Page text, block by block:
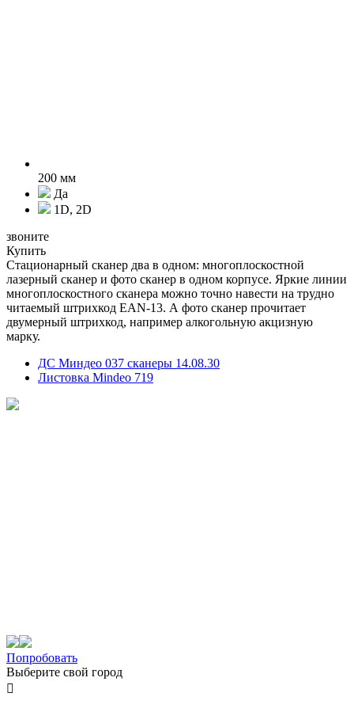
200 мм
Да
1D, 2D
звоните
Купить
Стационарный сканер два в одном: многоплоскостной
лазерный сканер и фото сканер в одном корпусе. Яркие линии
многоплоскостного сканера можно точно навести на трудно
читаемый штрихкод EAN-13. А фото сканер прочитает
двумерный штрихкод, например алкогольную акцизную
марку.
ДС Миндео 037 сканеры 14.08.30
Листовка Mindeo 719
Попробовать
Выберите свой город
